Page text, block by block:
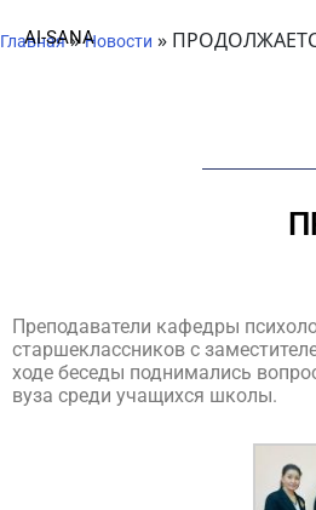
AI-SANA
Главная»Новости »
Преподаватели кафедры
старшеклассников с
ходе беседы поднимались
вуза среди учащихся школы.